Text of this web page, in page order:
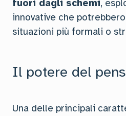
fuori dagli schemi,
innovative che
situazioni più formali o
Il potere del
Una delle principali